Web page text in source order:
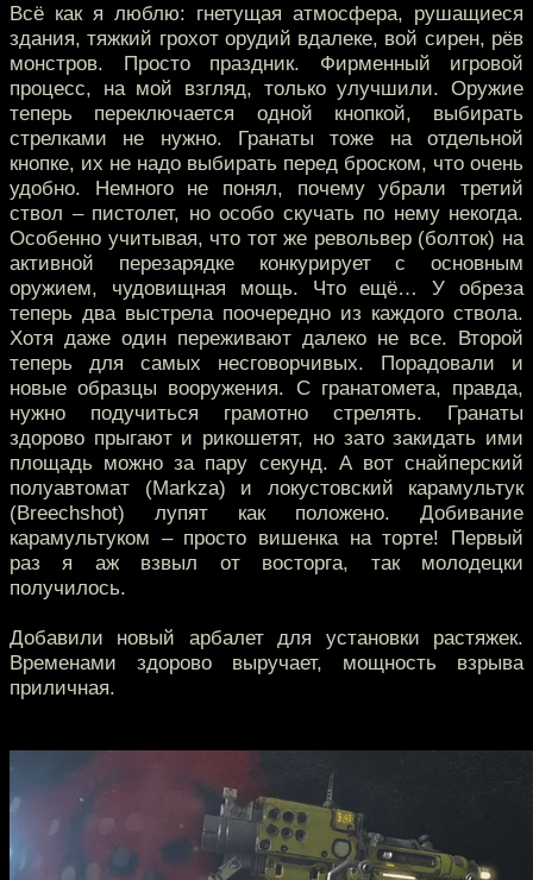
Всё как я люблю: гнетущая атмосфера, рушащиеся
здания, тяжкий грохот орудий вдалеке, вой сирен, рёв
монстров. Просто праздник. Фирменный игровой
процесс, на мой взгляд, только улучшили. Оружие
теперь переключается одной кнопкой, выбирать
стрелками не нужно. Гранаты тоже на отдельной
кнопке, их не надо выбирать перед броском, что очень
удобно. Немного не понял, почему убрали третий
ствол – пистолет, но особо скучать по нему некогда.
Особенно учитывая, что тот же револьвер (болток) на
активной перезарядке конкурирует с основным
оружием, чудовищная мощь. Что ещё… У обреза
теперь два выстрела поочередно из каждого ствола.
Хотя даже один переживают далеко не все. Второй
теперь для самых несговорчивых. Порадовали и
новые образцы вооружения. С гранатомета, правда,
нужно подучиться грамотно стрелять. Гранаты
здорово прыгают и рикошетят, но зато закидать ими
площадь можно за пару секунд. А вот снайперский
полуавтомат (Markza) и локустовский карамультук
(Breechshot) лупят как положено. Добивание
карамультуком – просто вишенка на торте! Первый
раз я аж взвыл от восторга, так молодецки
получилось.
Добавили новый арбалет для установки растяжек.
Временами здорово выручает, мощность взрыва
приличная.